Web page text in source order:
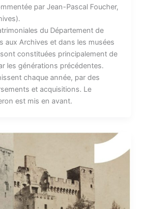
par Jean-Pascal Foucher,
du Département de
aux Archives et dans les musées
constituées principalement de
les générations précédentes.
chaque année, par des
et acquisitions. Le
est mis en avant.